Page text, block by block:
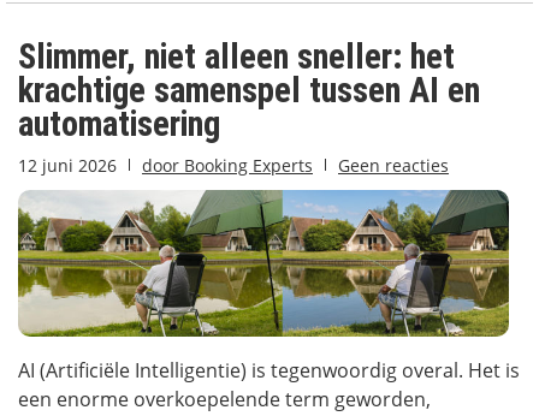
Slimmer, niet alleen sneller: het
krachtige samenspel tussen AI en
automatisering
12 juni 2026 door Booking Experts Geen reacties
AI (Artificiële Intelligentie) is tegenwoordig overal. Het is
een enorme overkoepelende term geworden,